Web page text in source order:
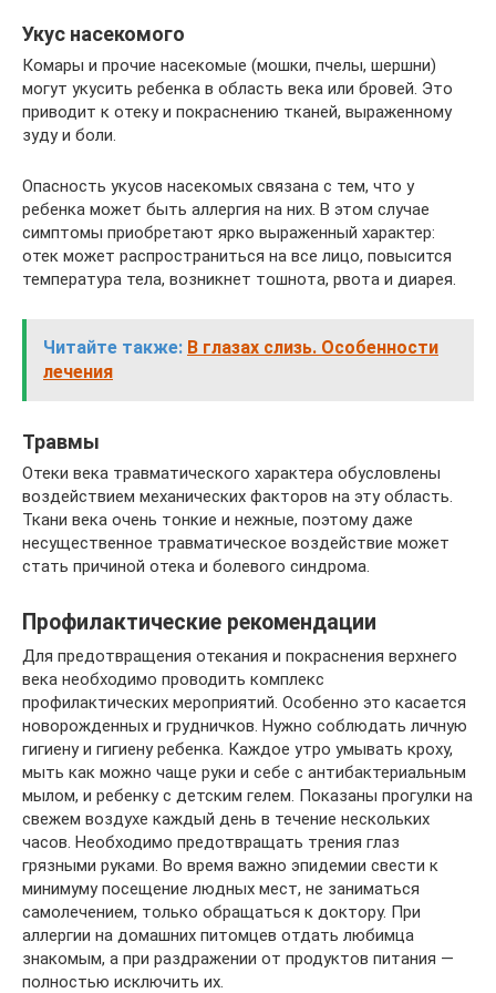
Укус насекомого
Комары и прочие насекомые (мошки, пчелы, шершни)
могут укусить ребенка в область века или бровей. Это
приводит к отеку и покраснению тканей, выраженному
зуду и боли.
Опасность укусов насекомых связана с тем, что у
ребенка может быть аллергия на них. В этом случае
симптомы приобретают ярко выраженный характер:
отек может распространиться на все лицо, повысится
температура тела, возникнет тошнота, рвота и диарея.
Читайте также: В глазах слизь. Особенности
лечения
Травмы
Отеки века травматического характера обусловлены
воздействием механических факторов на эту область.
Ткани века очень тонкие и нежные, поэтому даже
несущественное травматическое воздействие может
стать причиной отека и болевого синдрома.
Профилактические рекомендации
Для предотвращения отекания и покраснения верхнего
века необходимо проводить комплекс
профилактических мероприятий. Особенно это касается
новорожденных и грудничков. Нужно соблюдать личную
гигиену и гигиену ребенка. Каждое утро умывать кроху,
мыть как можно чаще руки и себе с антибактериальным
мылом, и ребенку с детским гелем. Показаны прогулки на
свежем воздухе каждый день в течение нескольких
часов. Необходимо предотвращать трения глаз
грязными руками. Во время важно эпидемии свести к
минимуму посещение людных мест, не заниматься
самолечением, только обращаться к доктору. При
аллергии на домашних питомцев отдать любимца
знакомым, а при раздражении от продуктов питания —
полностью исключить их.